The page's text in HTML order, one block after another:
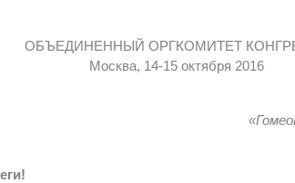
ОБЪЕДИНЕННЫЙ ОРГКОМИТЕТ
Москва, 14-15 октября 2016